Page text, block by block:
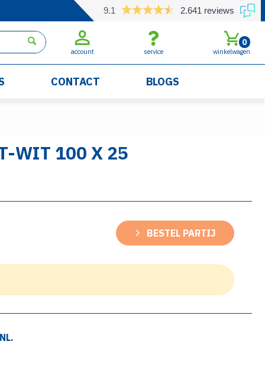
9.1 2.641 reviews
account service winkelwagen
0
CONTACT BLOGS
WIT 100 X 25
BESTEL PARTIJ